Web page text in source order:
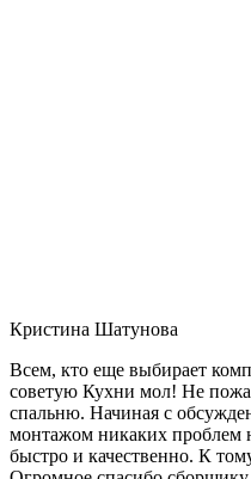
Кристина Шатунова
Всем, кто еще выбирает
советую Кухни мол! Не
спальню. Начиная с
монтажом никаких проблем
быстро и качественно. К